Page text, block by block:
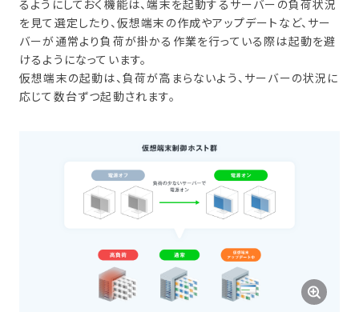
るようにしておく機能は、端末を起動するサーバーの負荷状況
を見て選定したり、仮想端末の作成やアップデートなど、サー
バーが通常より負荷が掛かる作業を行っている際は起動を避
けるようになっています。
仮想端末の起動は、負荷が高まらないよう、サーバーの状況に
応じて数台ずつ起動されます。